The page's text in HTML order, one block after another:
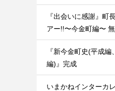
『出会いに感謝』町
アー!!〜今金町編〜
『新今金町史(平成
編)』完成
いまかねインターカ